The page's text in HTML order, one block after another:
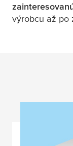
výrobcu až po